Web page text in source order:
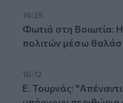
16:25
Φωτιά στη Βοιωτία:
πολιτών μέσω
16:12
Ε. Τουρνάς: